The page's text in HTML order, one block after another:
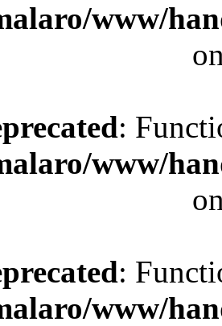
www/
:
www/
:
www/